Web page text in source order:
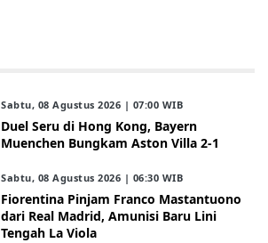
Sabtu, 08 Agustus 2026 | 07:00 WIB
Duel Seru di Hong Kong, Bayern
Muenchen Bungkam Aston Villa 2-1
Sabtu, 08 Agustus 2026 | 06:30 WIB
Fiorentina Pinjam Franco Mastantuono
dari Real Madrid, Amunisi Baru Lini
Tengah La Viola